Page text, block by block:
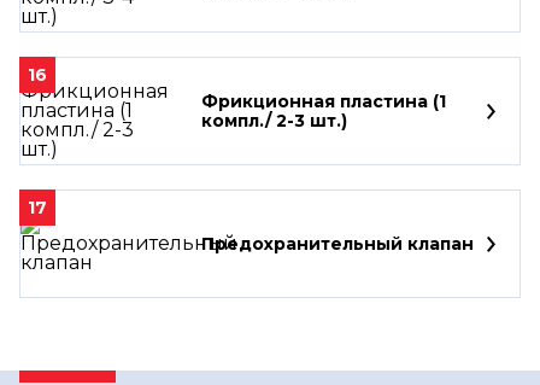
16
Фрикционная пластина (1
компл./ 2-3 шт.)
17
Предохранительный клапан